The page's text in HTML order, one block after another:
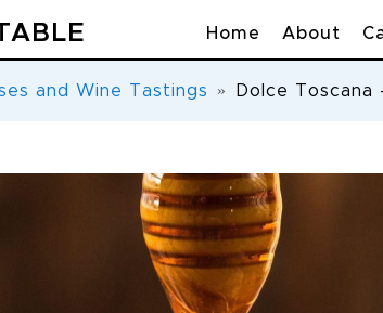
Home About
and Wine Tastings Dolce